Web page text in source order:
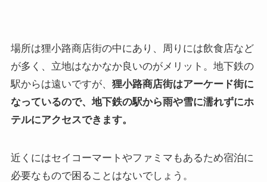
場所は狸小路商店街の中にあり、周りには飲食店など
が多く、立地はなかなか良いのがメリット。地下鉄の
駅からは遠いですが、 狸小路商店街はアーケード街に
なっているので、地下鉄の駅から雨や雪に濡れずにホ
テルにアクセスできます。
近くにはセイコーマートやファミマもあるため宿泊に
必要なもので困ることはないでしょう。